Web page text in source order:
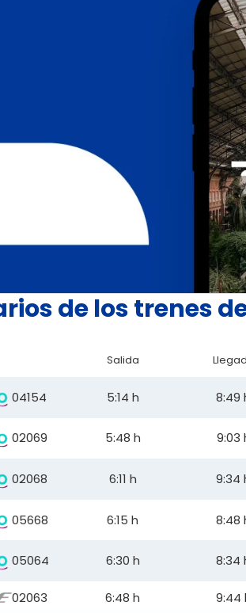
de los trenes
Salida
04154 5:14 h 8:49
02069 5:48 h 9:03
02068 6:11 h 9:34
05668 6:15 h 8:48
05064 6:30 h 8:34
02063 6:48 h 9:44